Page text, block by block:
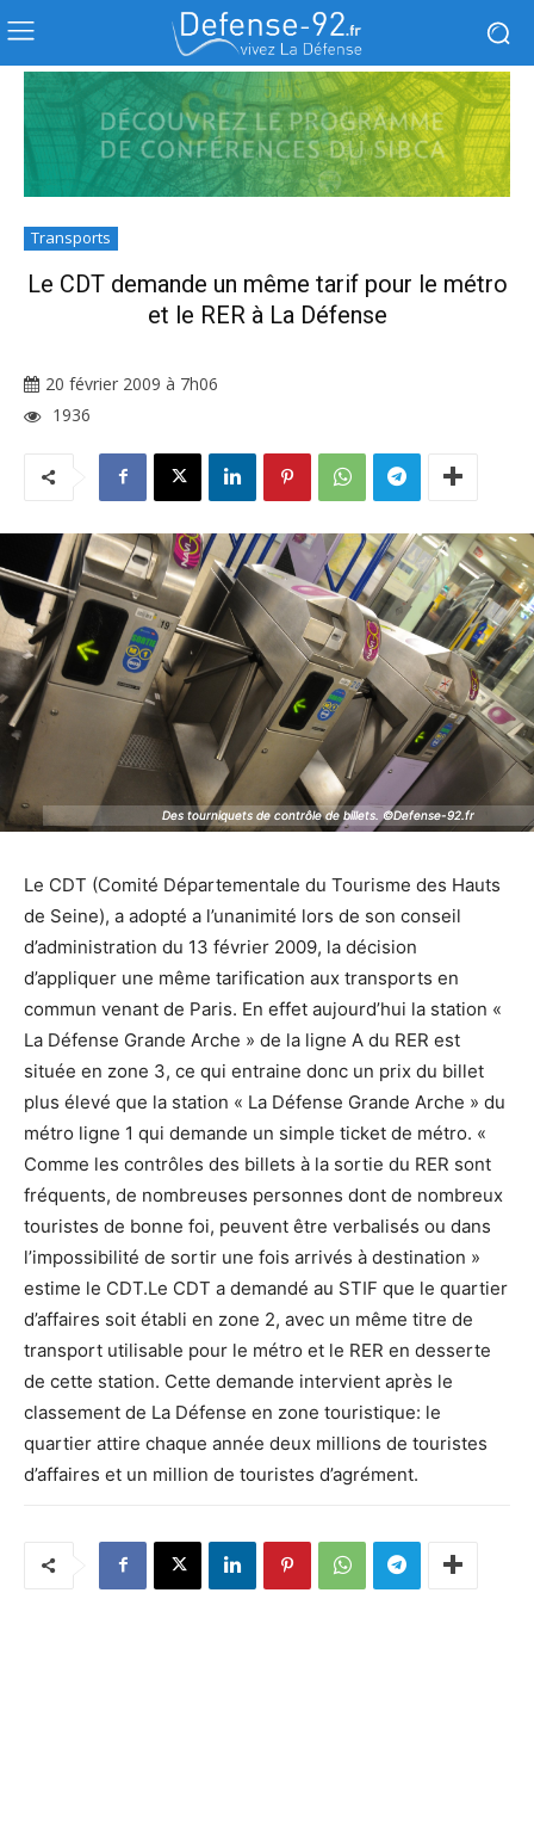
Transports
Le CDT demande un même tarif pour le métro
et le RER à La Défense
20 février 2009 à 7h06
1936
Des tourniquets de contrôle de billets. ©Defense-92.fr
Des tourniquets de contrôle de billets. ©Defense-92.fr
Le CDT (Comité Départementale du Tourisme des Hauts
de Seine), a adopté a l’unanimité lors de son conseil
d’administration du 13 février 2009, la décision
d’appliquer une même tarification aux transports en
commun venant de Paris. En effet aujourd’hui la station «
La Défense Grande Arche » de la ligne A du RER est
située en zone 3, ce qui entraine donc un prix du billet
plus élevé que la station « La Défense Grande Arche » du
métro ligne 1 qui demande un simple ticket de métro. «
Comme les contrôles des billets à la sortie du RER sont
fréquents, de nombreuses personnes dont de nombreux
touristes de bonne foi, peuvent être verbalisés ou dans
l’impossibilité de sortir une fois arrivés à destination »
estime le CDT.Le CDT a demandé au STIF que le quartier
d’affaires soit établi en zone 2, avec un même titre de
transport utilisable pour le métro et le RER en desserte
de cette station. Cette demande intervient après le
classement de La Défense en zone touristique: le
quartier attire chaque année deux millions de touristes
d’affaires et un million de touristes d’agrément.